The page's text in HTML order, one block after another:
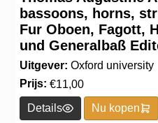
bassoons, horns,
Fur Oboen, Fagott,
und Generalbaß
Uitgever: Oxford university
Prijs: €11,00
Details
Nu kopen